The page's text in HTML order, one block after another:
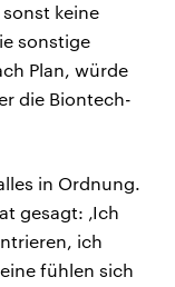
keine
sonstige
Plan, würde
die Biontech-
in Ordnung.
gesagt: ‚Ich
ich
fühlen sich